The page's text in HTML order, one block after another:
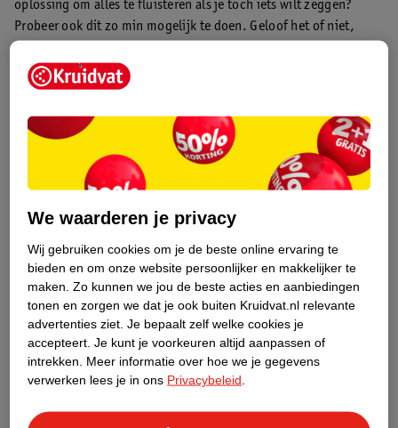
oplossing om alles te fluisteren als je toch iets wilt zeggen?
Probeer ook dit zo min mogelijk te doen. Geloof het of niet,
hierdoor belastend zijn voor je stem(
Steek je regelmatig een sigaret op? Of rookt er iemand in je
omgeving? Roken en meeroken is om meerdere redenen niet
goed voor je en het is al helemaal niet bevorderend voor je
stop zelf met roken. Dit is makkelijker gezegd dan gedaan. Heb
Bonustip:schone lucht is belangrijk voor jou en je keel. Zet dus
geregeld een raam of je ventilatieroosters open.
5. Altijd belangrijk, maar nu helemaal: zorg goed voor
jezelf!
Eet en drink gezond, blijf in beweging en zorg voor voldoende
ontspanning en slaap. En merk je dat het allemaal iets te veel
We waarderen je privacy
Wij gebruiken cookies om je de beste online ervaring te
bieden en om onze website persoonlijker en makkelijker te
maken. Zo kunnen we jou de beste acties en aanbiedingen
tonen en zorgen we dat je ook buiten Kruidvat.nl relevante
advertenties ziet. Je bepaalt zelf welke cookies je
accepteert. Je kunt je voorkeuren altijd aanpassen of
intrekken.
Meer informatie over hoe we je gegevens
verwerken lees je in ons Privacybeleid